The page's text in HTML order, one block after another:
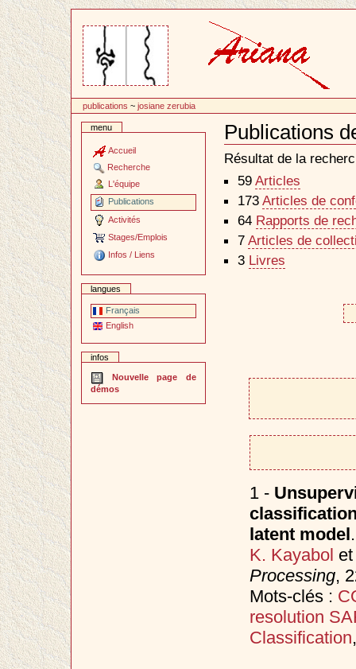
contenu
publications ~josiane zerubia
menu
Accueil
Recherche
L'équipe
Publications
Activités
Stages/Emplois
Infos / Liens
langues
Français
English
infos
Nouvelle page de
démos
Publications
Document
Actions
Résultat de la
59 Articles
173 Articles de
64 Rapports de
7 Articles de
3 Livres
1 -
latent model.
K. Kayabol
Processing,
Mots-clés :
resolution
Classification